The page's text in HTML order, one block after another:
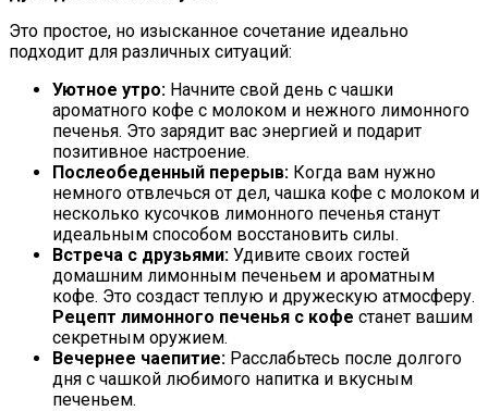
Это простое, но изысканное сочетание идеально
подходит для различных ситуаций:
Уютное утро: Начните свой день с чашки
ароматного кофе с молоком и нежного лимонного
печенья. Это зарядит вас энергией и подарит
позитивное настроение.
Послеобеденный перерыв: Когда вам нужно
немного отвлечься от дел, чашка кофе с молоком и
несколько кусочков лимонного печенья станут
идеальным способом восстановить силы.
Встреча с друзьями: Удивите своих гостей
домашним лимонным печеньем и ароматным
кофе. Это создаст теплую и дружескую атмосферу.
Рецепт лимонного печенья с кофе станет вашим
секретным оружием.
Вечернее чаепитие: Расслабьтесь после долгого
дня с чашкой любимого напитка и вкусным
печеньем.